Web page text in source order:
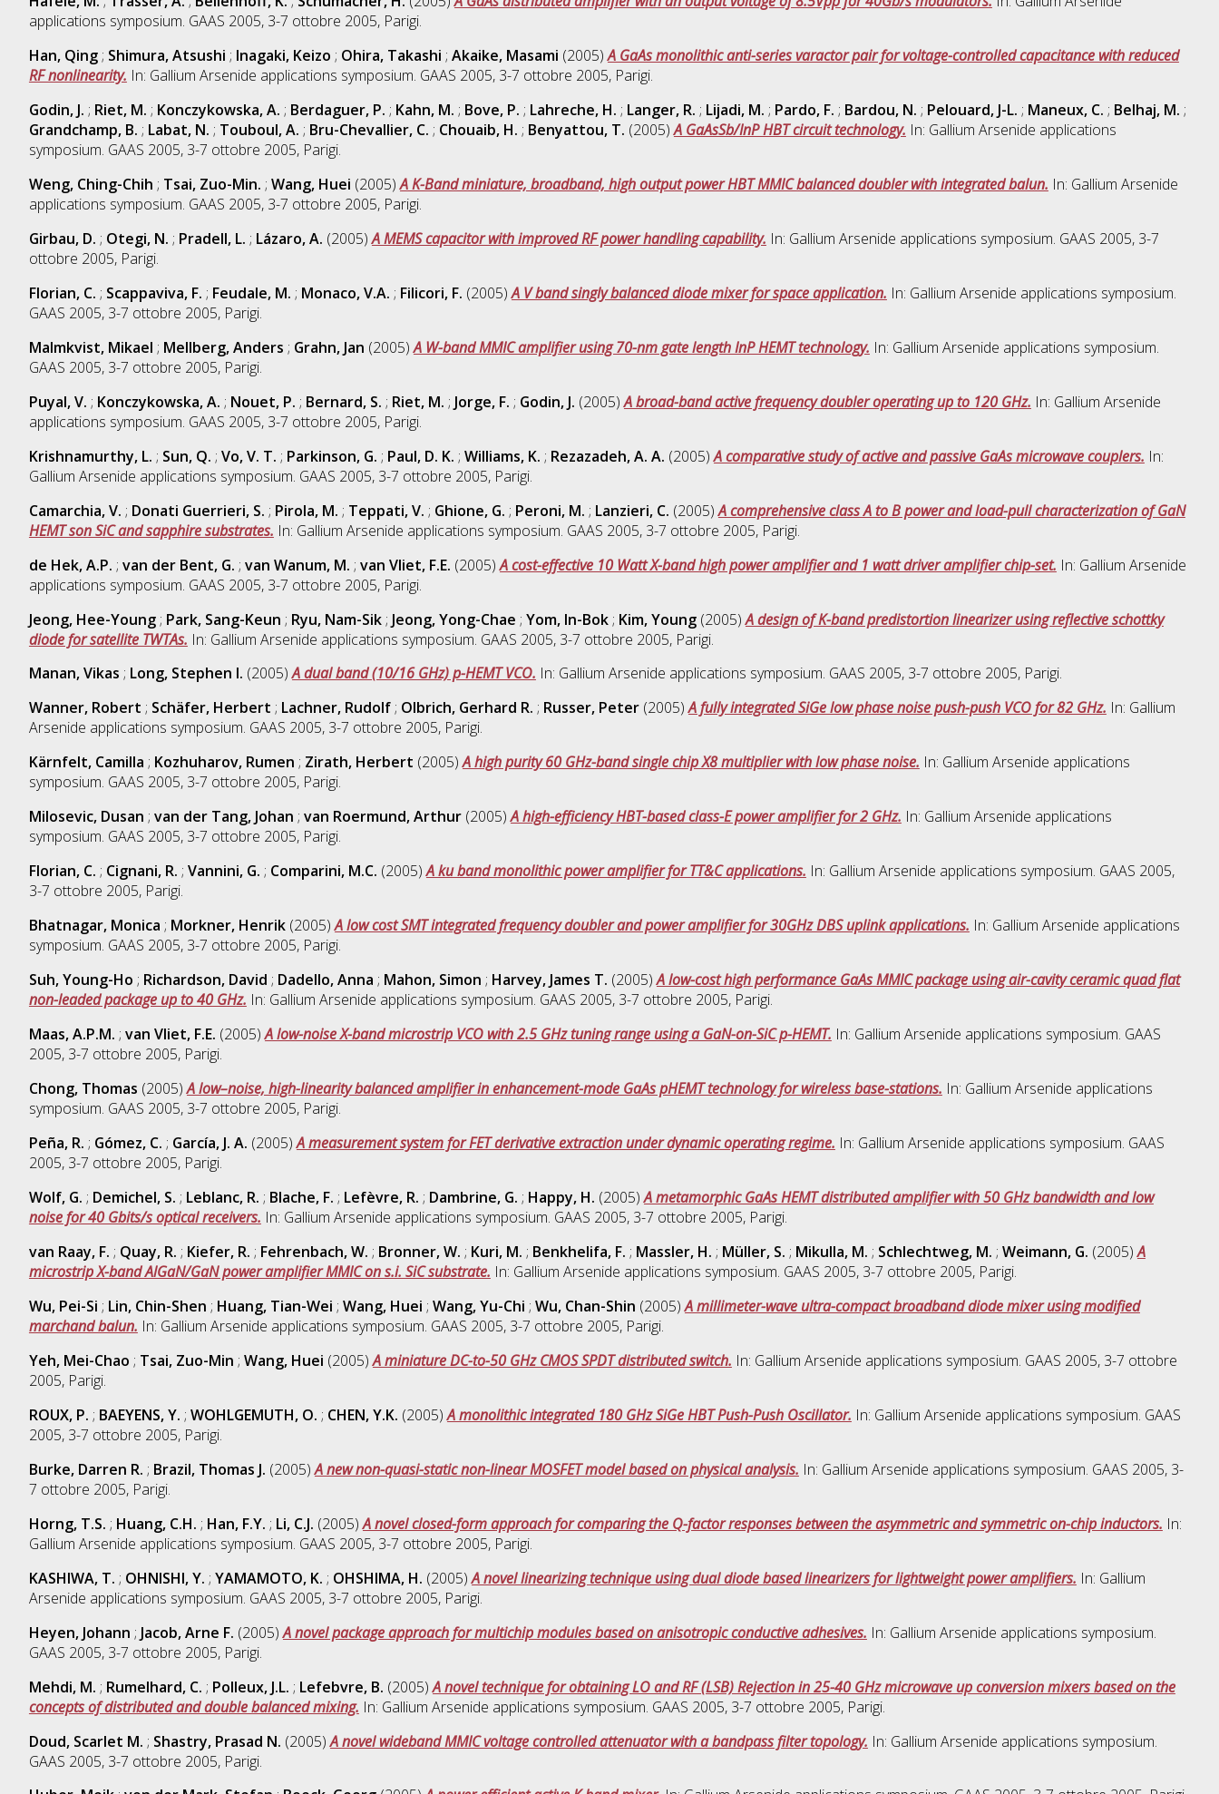
applications symposium. GAAS 2005, 3-7 ottobre 2005, Parigi.
Han, Qing; Shimura, Atsushi ; Inagaki, Keizo ; Ohira, Takashi ; Akaike, Masami (2005)A GaAs monolithic anti-series varactor pair for voltage-controlled capacitance with reduced
RF nonlinearity. In: Gallium Arsenide applications symposium. GAAS 2005, 3-7 ottobre 2005, Parigi.
Godin, J. ; Riet, M. ; Konczykowska, A. ; Berdaguer, P. ; Kahn, M. ; Bove, P. ; Lahreche, H. ; Langer, R. ; Lijadi, M. ; Pardo, F. ; Bardou, N. ; Pelouard, J-L. ; Maneux, C. ; Belhaj, M. ;
Grandchamp, B. ; Labat, N. ; Touboul, A. ; Bru-Chevallier, C. ; Chouaib, H. ; Benyattou, T. (2005)A GaAsSb/InP HBT circuit technology. In: Gallium Arsenide applications
symposium. GAAS 2005, 3-7 ottobre 2005, Parigi.
Weng, Ching-Chih ; Tsai, Zuo-Min. ; Wang, Huei (2005)A K-Band miniature, broadband, high output power HBT MMIC balanced doubler with integrated balun. In: Gallium Arsenide
applications symposium. GAAS 2005, 3-7 ottobre 2005, Parigi.
Girbau, D. ; Otegi, N. ; Pradell, L. ; Lázaro, A. (2005)A MEMS capacitor with improved RF power handling capability. In: Gallium Arsenide applications symposium. GAAS 2005, 3-7
ottobre 2005, Parigi.
Florian, C. ; Scappaviva, F. ; Feudale, M. ; Monaco, V.A. ; Filicori, F. (2005)A V band singly balanced diode mixer for space application. In: Gallium Arsenide applications symposium.
GAAS 2005, 3-7 ottobre 2005, Parigi.
Malmkvist, Mikael ; Mellberg, Anders ; Grahn, Jan (2005)A W-band MMIC amplifier using 70-nm gate length InP HEMT technology. In: Gallium Arsenide applications symposium.
GAAS 2005, 3-7 ottobre 2005, Parigi.
Puyal, V. ; Konczykowska, A. ; Nouet, P. ; Bernard, S. ; Riet, M. ; Jorge, F. ; Godin, J. (2005)A broad-band active frequency doubler operating up to 120 GHz. In: Gallium Arsenide
applications symposium. GAAS 2005, 3-7 ottobre 2005, Parigi.
Krishnamurthy, L. ; Sun, Q. ; Vo, V. T. ; Parkinson, G. ; Paul, D. K. ; Williams, K. ; Rezazadeh, A. A. (2005)A comparative study of active and passive GaAs microwave couplers. In:
Gallium Arsenide applications symposium. GAAS 2005, 3-7 ottobre 2005, Parigi.
Camarchia, V. ; Donati Guerrieri, S. ; Pirola, M. ; Teppati, V. ; Ghione, G. ; Peroni, M. ; Lanzieri, C. (2005)A comprehensive class A to B power and load-pull characterization of GaN
HEMT son SiC and sapphire substrates. In: Gallium Arsenide applications symposium. GAAS 2005, 3-7 ottobre 2005, Parigi.
de Hek, A.P. ; van der Bent, G. ; van Wanum, M. ; van Vliet, F.E. (2005)A cost-effective 10 Watt X-band high power amplifier and 1 watt driver amplifier chip-set. In: Gallium Arsenide
applications symposium. GAAS 2005, 3-7 ottobre 2005, Parigi.
Jeong, Hee-Young; Park, Sang-Keun ; Ryu, Nam-Sik; Jeong, Yong-Chae ; Yom, In-Bok; Kim, Young(2005)A design of K-band predistortion linearizer using reflective schottky
diode for satellite TWTAs. In: Gallium Arsenide applications symposium. GAAS 2005, 3-7 ottobre 2005, Parigi.
Manan, Vikas ; Long, Stephen I. (2005)A dual band (10/16 GHz) p-HEMT VCO. In: Gallium Arsenide applications symposium. GAAS 2005, 3-7 ottobre 2005, Parigi.
Wanner, Robert ; Schäfer, Herbert ; Lachner, Rudolf; Olbrich, Gerhard R. ; Russer, Peter(2005)A fully integrated SiGe low phase noise push-push VCO for 82 GHz. In: Gallium
Arsenide applications symposium. GAAS 2005, 3-7 ottobre 2005, Parigi.
Kärnfelt, Camilla ; Kozhuharov, Rumen ; Zirath, Herbert (2005)A high purity 60 GHz-band single chip X8 multiplier with low phase noise. In: Gallium Arsenide applications
symposium. GAAS 2005, 3-7 ottobre 2005, Parigi.
Milosevic, Dusan ; van der Tang, Johan ; van Roermund, Arthur(2005)A high-efficiency HBT-based class-E power amplifier for 2 GHz. In: Gallium Arsenide applications
symposium. GAAS 2005, 3-7 ottobre 2005, Parigi.
Florian, C. ; Cignani, R. ; Vannini, G. ; Comparini, M.C. (2005)A ku band monolithic power amplifier for TT&C applications. In: Gallium Arsenide applications symposium. GAAS 2005,
3-7 ottobre 2005, Parigi.
Bhatnagar, Monica ; Morkner, Henrik(2005)A low cost SMT integrated frequency doubler and power amplifier for 30GHz DBS uplink applications. In: Gallium Arsenide applications
symposium. GAAS 2005, 3-7 ottobre 2005, Parigi.
Suh, Young-Ho ; Richardson, David ; Dadello, Anna ; Mahon, Simon ; Harvey, James T. (2005)A low-cost high performance GaAs MMIC package using air-cavity ceramic quad flat
non-leaded package up to 40 GHz. In: Gallium Arsenide applications symposium. GAAS 2005, 3-7 ottobre 2005, Parigi.
Maas, A.P.M. ; van Vliet, F.E. (2005)A low-noise X-band microstrip VCO with 2.5 GHz tuning range using a GaN-on-SiC p-HEMT. In: Gallium Arsenide applications symposium. GAAS
2005, 3-7 ottobre 2005, Parigi.
Chong, Thomas (2005)A low–noise, high-linearity balanced amplifier in enhancement-mode GaAs pHEMT technology for wireless base-stations. In: Gallium Arsenide applications
symposium. GAAS 2005, 3-7 ottobre 2005, Parigi.
Peña, R. ; Gómez, C. ; García, J. A. (2005)A measurement system for FET derivative extraction under dynamic operating regime. In: Gallium Arsenide applications symposium. GAAS
2005, 3-7 ottobre 2005, Parigi.
Wolf, G. ; Demichel, S. ; Leblanc, R. ; Blache, F. ; Lefèvre, R. ; Dambrine, G. ; Happy, H. (2005)A metamorphic GaAs HEMT distributed amplifier with 50 GHz bandwidth and low
noise for 40 Gbits/s optical receivers. In: Gallium Arsenide applications symposium. GAAS 2005, 3-7 ottobre 2005, Parigi.
van Raay, F. ; Quay, R. ; Kiefer, R. ; Fehrenbach, W. ; Bronner, W. ; Kuri, M. ; Benkhelifa, F. ; Massler, H. ; Müller, S. ; Mikulla, M. ; Schlechtweg, M. ; Weimann, G. (2005)A
microstrip X-band AlGaN/GaN power amplifier MMIC on s.i. SiC substrate. In: Gallium Arsenide applications symposium. GAAS 2005, 3-7 ottobre 2005, Parigi.
Wu, Pei-Si ; Lin, Chin-Shen ; Huang, Tian-Wei ; Wang, Huei ; Wang, Yu-Chi ; Wu, Chan-Shin (2005)A millimeter-wave ultra-compact broadband diode mixer using modified
marchand balun. In: Gallium Arsenide applications symposium. GAAS 2005, 3-7 ottobre 2005, Parigi.
Yeh, Mei-Chao ; Tsai, Zuo-Min ; Wang, Huei (2005)A miniature DC-to-50 GHz CMOS SPDT distributed switch. In: Gallium Arsenide applications symposium. GAAS 2005, 3-7 ottobre
2005, Parigi.
ROUX, P. ; BAEYENS, Y. ; WOHLGEMUTH, O. ; CHEN, Y.K. (2005)A monolithic integrated 180 GHz SiGe HBT Push-Push Oscillator. In: Gallium Arsenide applications symposium. GAAS
2005, 3-7 ottobre 2005, Parigi.
Burke, Darren R. ; Brazil, Thomas J. (2005)A new non-quasi-static non-linear MOSFET model based on physical analysis. In: Gallium Arsenide applications symposium. GAAS 2005, 3-
7 ottobre 2005, Parigi.
Horng, T.S. ; Huang, C.H. ; Han, F.Y. ; Li, C.J. (2005)A novel closed-form approach for comparing the Q-factor responses between the asymmetric and symmetric on-chip inductors. In:
Gallium Arsenide applications symposium. GAAS 2005, 3-7 ottobre 2005, Parigi.
KASHIWA, T. ; OHNISHI, Y. ; YAMAMOTO, K. ; OHSHIMA, H. (2005)A novel linearizing technique using dual diode based linearizers for lightweight power amplifiers. In: Gallium
Arsenide applications symposium. GAAS 2005, 3-7 ottobre 2005, Parigi.
Heyen, Johann ; Jacob, Arne F. (2005)A novel package approach for multichip modules based on anisotropic conductive adhesives. In: Gallium Arsenide applications symposium.
GAAS 2005, 3-7 ottobre 2005, Parigi.
Mehdi, M. ; Rumelhard, C. ; Polleux, J.L. ; Lefebvre, B. (2005)A novel technique for obtaining LO and RF (LSB) Rejection in 25-40 GHz microwave up conversion mixers based on the
concepts of distributed and double balanced mixing. In: Gallium Arsenide applications symposium. GAAS 2005, 3-7 ottobre 2005, Parigi.
Doud, Scarlet M. ; Shastry, Prasad N. (2005)A novel wideband MMIC voltage controlled attenuator with a bandpass filter topology. In: Gallium Arsenide applications symposium.
GAAS 2005, 3-7 ottobre 2005, Parigi.